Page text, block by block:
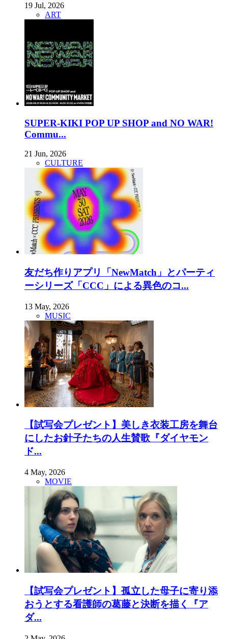
19 Jul, 2026
ART
SUPER-KIKI POP UP SHOP and NO WAR!
Commu...
21 Jun, 2026
CULTURE
友だち作りアプリ「NewMatch」とパーティ
ーシリーズ「CCC」による異色のコ...
13 May, 2026
MUSIC
【試写会プレゼント】美しき衣装工房を舞台
にしたお針子たちの人生賛歌『ダイヤモン
ド...
4 May, 2026
MOVIE
【試写会プレゼント】孤立した母子に寄り添
おうとする看護師の葛藤と決断を描く『ア
ダ...